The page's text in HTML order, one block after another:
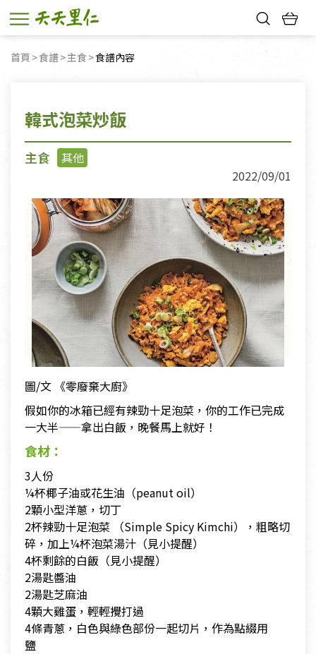
首頁 食譜 主食 目前頁面：
食譜內容
韓式泡菜炒飯
主食
其他
2022/09/01
圖/文 《零廢棄大廚》
假如你的冰箱已經有辣勁十足泡菜，你的工作已完成
一大半——拿出白飯，晚餐馬上就好！
食材：
3人份
¼杯椰子油或花生油（peanut oil）
2顆小型洋蔥，切丁
2杯辣勁十足泡菜 （Simple Spicy Kimchi），粗略切
碎，加上¼杯泡菜湯汁（見小提醒）
4杯剩餘的白飯（見小提醒）
2湯匙醬油
2湯匙芝麻油
4顆大雞蛋，輕輕攪打過
4條青蔥，白色與綠色部份一起切片，作為點綴用
鹽